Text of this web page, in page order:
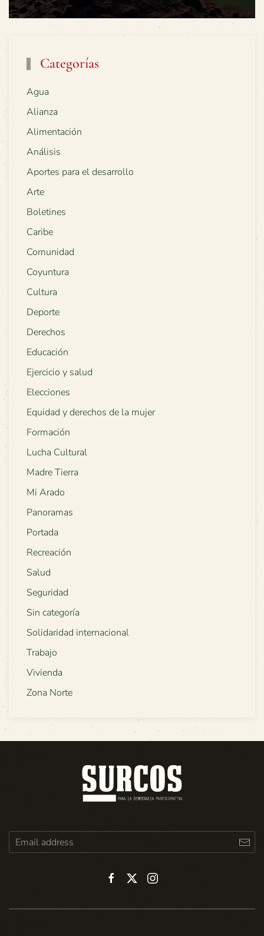
Categorías
Agua
Alianza
Alimentación
Análisis
Aportes para el desarrollo
Arte
Boletines
Caribe
Comunidad
Coyuntura
Cultura
Deporte
Derechos
Educación
Ejercicio y salud
Elecciones
Equidad y derechos de la mujer
Formación
Lucha Cultural
Madre Tierra
Mi Arado
Panoramas
Portada
Recreación
Salud
Seguridad
Sin categoría
Solidaridad internacional
Trabajo
Vivienda
Zona Norte